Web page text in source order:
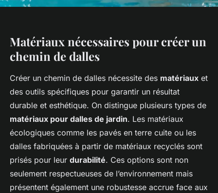
Matériaux nécessaires pour créer un
chemin de dalles
Créer un chemin de dalles nécessite des matériaux et
des outils spécifiques pour garantir un résultat
durable et esthétique. On distingue plusieurs types de
matériaux pour dalles de jardin. Les matériaux
écologiques comme les pavés en terre cuite ou les
dalles fabriquées à partir de matériaux recyclés sont
prisés pour leur durabilité. Ces options sont non
seulement respectueuses de l’environnement mais
présentent également une robustesse accrue face aux